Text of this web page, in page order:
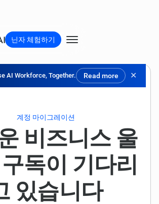
AI Workforce, Together. Read more ✕
닌자 체험하기
계정 마이그레이션
비즈니스 울
독이 기다리
있습니다